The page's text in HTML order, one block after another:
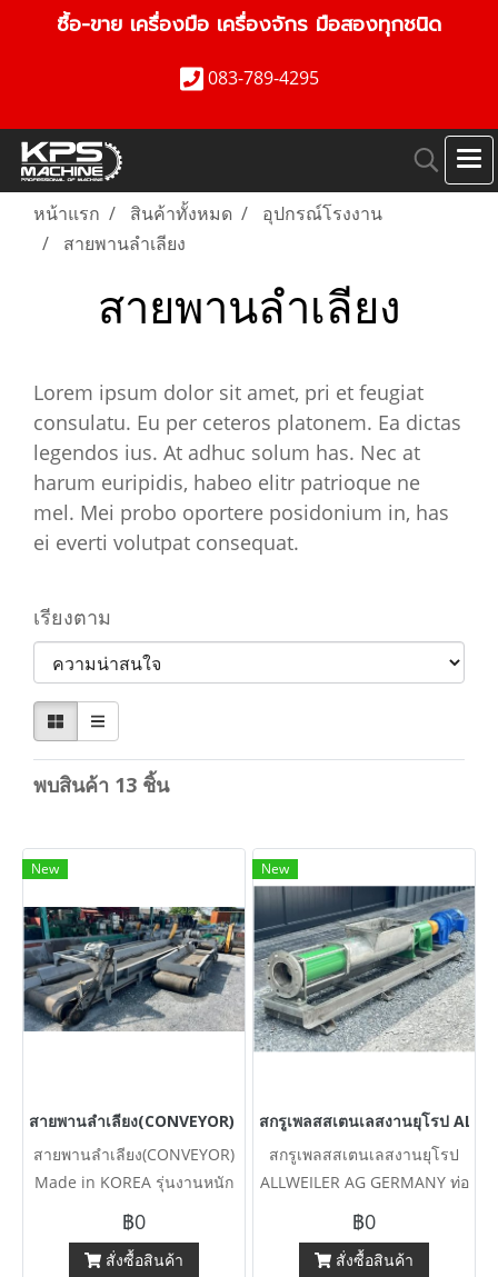
ซื้อ-ขาย เครื่องมือ เครื่องจักร มือสองทุกชนิด
083-789-4295
หน้าแรก สินค้าทั้งหมด
อุปกรณ์โรงงาน
สายพานลำเลียง
สายพานลำเลียง
Lorem ipsum dolor sit amet, pri et feugiat
consulatu. Eu per ceteros platonem. Ea dictas
legendos ius. At adhuc solum has. Nec at
harum euripidis, habeo elitr patrioque ne
mel. Mei probo oportere posidonium in, has
ei everti volutpat consequat.
เรียงตาม
พบสินค้า 13 ชิ้น
New
สายพานลำเลียง(CONVEYOR) Made in KOREA รุ่นงานหนัก
สายพานลำเลียง(CONVEYOR)
Made in KOREA รุ่นงานหนัก
HEAVY DEUTY แบบพื้นเรียบ /
หน้ากว้าง 80 / 100 cm มีเข้า
มา 12 ตัว 380V โครงสร้างหนา
฿0
สั่งซื้อสินค้า
New
สกรูเพลสสเตนเลสงานยุโรป
สกรูเพลสสเตนเลสงานยุโรป
ALLWEILER AG GERMANY ท่อ
6” / ห้องสกรูยาว 140 cm เกียร์
ขนาด 5 HP 380V
฿0
สั่งซื้อสินค้า